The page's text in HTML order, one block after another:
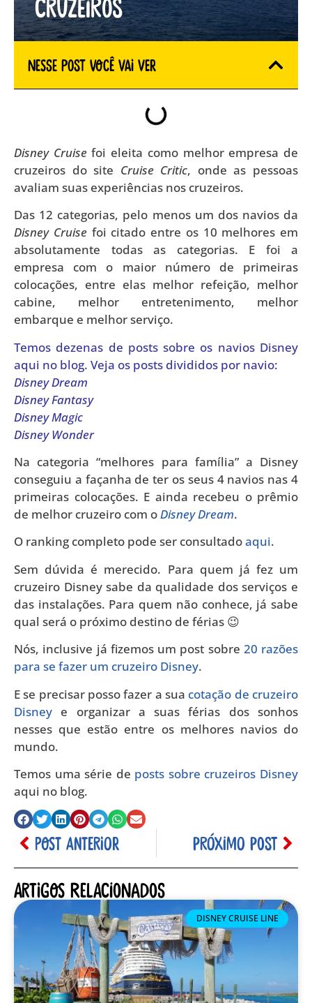
cruzeiros
Nesse Post você vai ver
Disney Cruisefoi eleita como melhor empresa de
cruzeiros do site Cruise Critic, onde as pessoas
avaliam suas experiências nos cruzeiros.
Das 12 categorias, pelo menos um dos navios da
Disney Cruisefoi citado entre os 10 melhores em
absolutamente todas as categorias. E foi a
empresa com o maior número de primeiras
colocações, entre elas melhor refeição, melhor
cabine, melhor entretenimento, melhor
embarque e melhor serviço.
Temos dezenas de posts sobre os navios Disney
aqui no blog. Veja os posts divididos por navio:
Disney Dream
Disney Fantasy
Disney Magic
Disney Wonder
Na categoria “melhores para família” a Disney
conseguiu a façanha de ter os seus 4 navios nas 4
primeiras colocações. E ainda recebeu o prêmio
de melhor cruzeiro com oDisney Dream.
O ranking completo pode ser consultadoaqui.
Sem dúvida é merecido. Para quem já fez um
cruzeiro Disney sabe da qualidade dos serviços e
das instalações. Para quem não conhece, já sabe
qual será o próximo destino de férias 😉
Nós, inclusive já fizemos um post sobre 20 razões
para se fazer um cruzeiro Disney.
E se precisar posso fazer a sua cotação de cruzeiro
Disney e organizar a suas férias dos sonhos
nesses que estão entre os melhores navios do
mundo.
Temos uma série de posts sobre cruzeiros Disney
aqui no blog.
POST ANTERIOR PRÓXIMO POST
Artigos relacionados
DISNEY CRUISE LINE